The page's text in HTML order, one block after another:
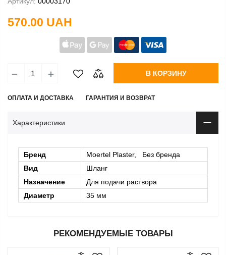
570.00 UAH
В КОРЗИНУ
ОПЛАТА И ДОСТАВКА ГАРАНТИЯ И ВОЗВРАТ
Характеристики
Бренд
Moertel Plaster, Без бренда
Вид
Шланг
Назначение
Для подачи раствора
Диаметр
35 мм
РЕКОМЕНДУЕМЫЕ ТОВАРЫ